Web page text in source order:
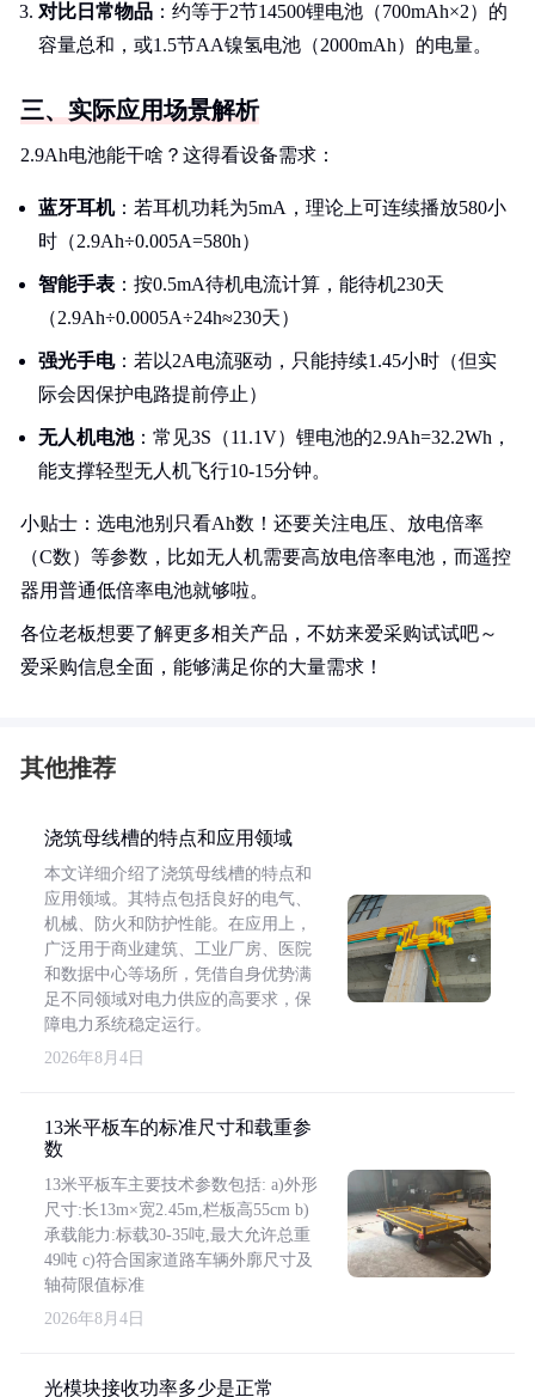
对比日常物品 ：约等于2节14500锂电池（700mAh×2）的
容量总和，或1.5节AA镍氢电池（2000mAh）的电量。
三、实际应用场景解析
2.9Ah电池能干啥？这得看设备需求：
蓝牙耳机：若耳机功耗为5mA，理论上可连续播放580小
时（2.9Ah÷0.005A=580h）
智能手表 ：按0.5mA待机电流计算，能待机230天
（2.9Ah÷0.0005A÷24h≈230天）
强光手电：若以2A电流驱动，只能持续1.45小时（但实
际会因保护电路提前停止）
无人机电池：常见3S（11.1V）锂电池的2.9Ah=32.2Wh，
能支撑轻型无人机飞行10-15分钟。
小贴士：选电池别只看Ah数！还要关注电压、放电倍率
（C数）等参数，比如无人机需要高放电倍率电池，而遥控
器用普通低倍率电池就够啦。
各位老板想要了解更多相关产品，不妨来爱采购试试吧～
爱采购信息全面，能够满足你的大量需求！
其他推荐
浇筑母线槽的特点和应用领域
本文详细介绍了浇筑母线槽的特点和
应用领域。其特点包括良好的电气、
机械、防火和防护性能。在应用上，
广泛用于商业建筑、工业厂房、医院
和数据中心等场所，凭借自身优势满
足不同领域对电力供应的高要求，保
障电力系统稳定运行。
2026年8月4日
13米平板车的标准尺寸和载重参
数
13米平板车主要技术参数包括: a)外形
尺寸:长13m×宽2.45m,栏板高55cm b)
承载能力:标载30-35吨,最大允许总重
49吨 c)符合国家道路车辆外廓尺寸及
轴荷限值标准
2026年8月4日
光模块接收功率多少是正常